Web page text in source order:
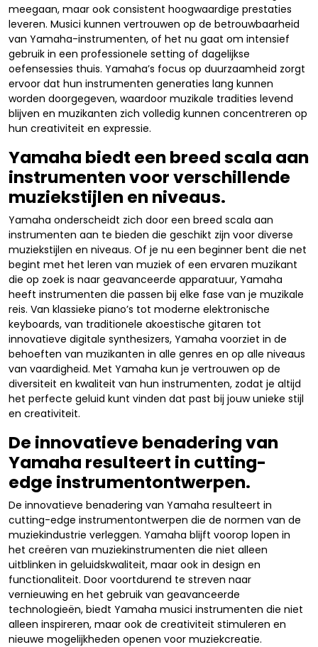
meegaan, maar ook consistent hoogwaardige prestaties
leveren. Musici kunnen vertrouwen op de betrouwbaarheid
van Yamaha-instrumenten, of het nu gaat om intensief
gebruik in een professionele setting of dagelijkse
oefensessies thuis. Yamaha’s focus op duurzaamheid zorgt
ervoor dat hun instrumenten generaties lang kunnen
worden doorgegeven, waardoor muzikale tradities levend
blijven en muzikanten zich volledig kunnen concentreren op
hun creativiteit en expressie.
Yamaha biedt een breed scala aan
instrumenten voor verschillende
muziekstijlen en niveaus.
Yamaha onderscheidt zich door een breed scala aan
instrumenten aan te bieden die geschikt zijn voor diverse
muziekstijlen en niveaus. Of je nu een beginner bent die net
begint met het leren van muziek of een ervaren muzikant
die op zoek is naar geavanceerde apparatuur, Yamaha
heeft instrumenten die passen bij elke fase van je muzikale
reis. Van klassieke piano’s tot moderne elektronische
keyboards, van traditionele akoestische gitaren tot
innovatieve digitale synthesizers, Yamaha voorziet in de
behoeften van muzikanten in alle genres en op alle niveaus
van vaardigheid. Met Yamaha kun je vertrouwen op de
diversiteit en kwaliteit van hun instrumenten, zodat je altijd
het perfecte geluid kunt vinden dat past bij jouw unieke stijl
en creativiteit.
De innovatieve benadering van
Yamaha resulteert in cutting-
edge instrumentontwerpen.
De innovatieve benadering van Yamaha resulteert in
cutting-edge instrumentontwerpen die de normen van de
muziekindustrie verleggen. Yamaha blijft voorop lopen in
het creëren van muziekinstrumenten die niet alleen
uitblinken in geluidskwaliteit, maar ook in design en
functionaliteit. Door voortdurend te streven naar
vernieuwing en het gebruik van geavanceerde
technologieën, biedt Yamaha musici instrumenten die niet
alleen inspireren, maar ook de creativiteit stimuleren en
nieuwe mogelijkheden openen voor muziekcreatie.